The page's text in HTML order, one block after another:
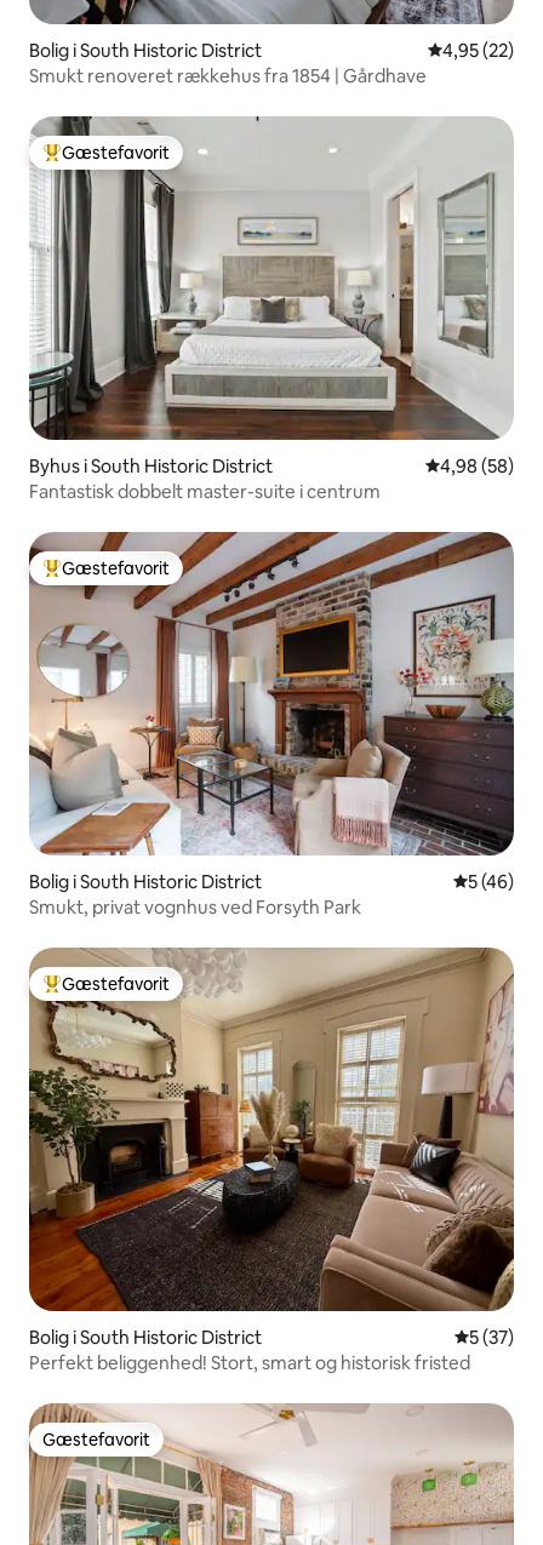
Bolig i South Historic District 4,95 ud af 5 i
4,95 (22)
Smukt renoveret rækkehus fra 1854 | Gårdhave
Bedste gæstefavorit
Gæstefavorit
Byhus i South Historic District 4,98 ud af 5 i
4,98 (58)
Fantastisk dobbelt master-suite i centrum
Bedste gæstefavorit
Gæstefavorit
Bolig i South Historic District 5 ud af 5 i
5 (46)
Smukt, privat vognhus ved Forsyth Park
Bedste gæstefavorit
Gæstefavorit
Bolig i South Historic District 5 ud af 5 i
5 (37)
Perfekt beliggenhed! Stort, smart og historisk fristed
Gæstefavorit
Gæstefavorit